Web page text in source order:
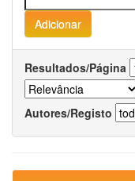
Resultados/Página
Autores/Registo